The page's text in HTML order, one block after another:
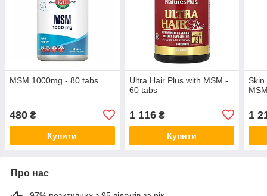
MSM 1000mg - 80 tabs
480 ₴
Купити
Ultra Hair Plus with MSM -
60 tabs
1 116₴
Купити
Skin
1
Про нас